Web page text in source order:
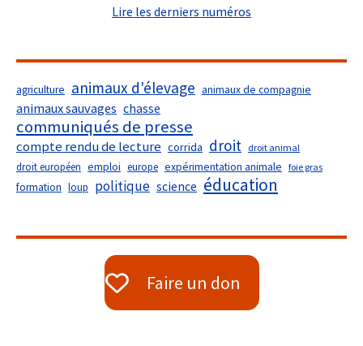
Lire les derniers numéros
agriculture animaux d'élevage animaux de compagnie
animaux sauvages chasse
communiqués de presse
compte rendu de lecture corrida droit droit animal
droit européen emploi europe expérimentation animale foie gras
formation loup politique science éducation
Faire un don